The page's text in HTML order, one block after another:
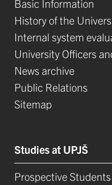
Basic Information
History of the
Internal system
University Officers
News archive
Public Relations
Sitemap
Studies at UPJŠ
Prospective Students